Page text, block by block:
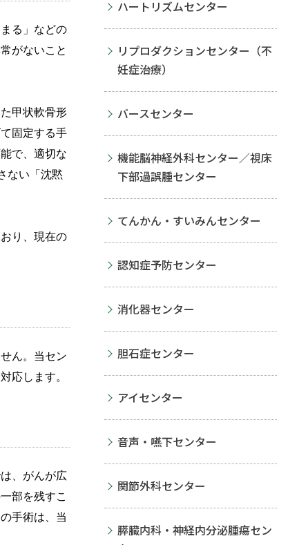
る」などの
がないこと
甲状軟骨形
固定する手
で、適切な
ない「沈黙
り、現在の
ん。当セン
応します。
、がんが広
部を残すこ
手術は、当
ハートリズムセンター
リプロダクションセンター（不
妊症治療）
バースセンター
機能脳神経外科センター／視床
下部過誤腫センター
てんかん・すいみんセンター
認知症予防センター
消化器センター
胆石症センター
アイセンター
音声・嚥下センター
関節外科センター
膵臓内科・神経内分泌腫瘍セン